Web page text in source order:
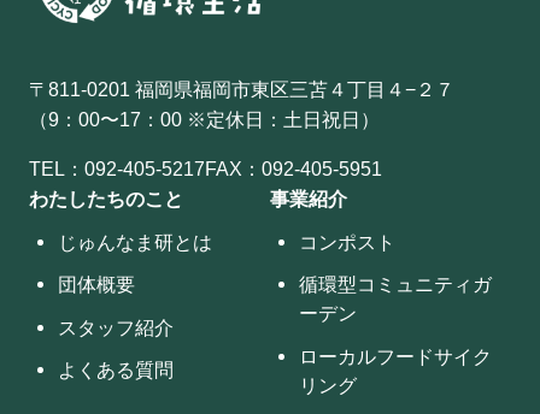
〒811-0201 福岡県福岡市東区三苫４丁目４−２７
（9：00〜17：00 ※定休日：土日祝日）
TEL：092-405-5217FAX：092-405-5951
わたしたちのこと
じゅんなま研とは
団体概要
スタッフ紹介
よくある質問
事業紹介
コンポスト
循環型コミュニティガ
ーデン
ローカルフードサイク
リング